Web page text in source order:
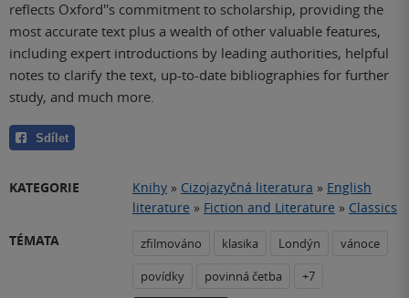
reflects Oxford''s commitment to scholarship, providing the
most accurate text plus a wealth of other valuable features,
including expert introductions by leading authorities, helpful
notes to clarify the text, up-to-date bibliographies for further
study, and much more.
Sdílet
KATEGORIE Knihy » Cizojazyčná literatura » English
literature » Fiction and Literature » Classics
TÉMATA
zfilmováno klasika Londýn
vánoce
povídky
povinná četba +7